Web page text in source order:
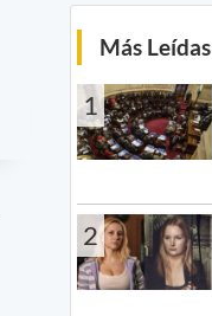
Más
1
2